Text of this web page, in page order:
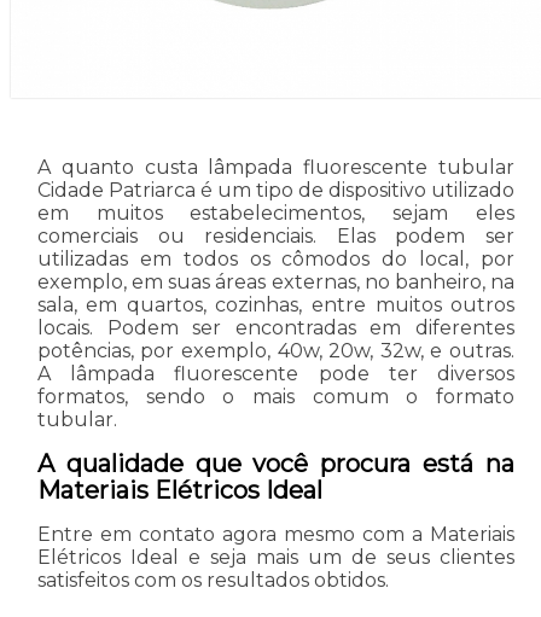
A quanto custa lâmpada fluorescente tubular
Cidade Patriarca é um tipo de dispositivo utilizado
em muitos estabelecimentos, sejam eles
comerciais ou residenciais. Elas podem ser
utilizadas em todos os cômodos do local, por
exemplo, em suas áreas externas, no banheiro, na
sala, em quartos, cozinhas, entre muitos outros
locais. Podem ser encontradas em diferentes
potências, por exemplo, 40w, 20w, 32w, e outras.
A lâmpada fluorescente pode ter diversos
formatos, sendo o mais comum o formato
tubular.
A qualidade que você procura está na
Materiais Elétricos Ideal
Entre em contato agora mesmo com a Materiais
Elétricos Ideal e seja mais um de seus clientes
satisfeitos com os resultados obtidos.